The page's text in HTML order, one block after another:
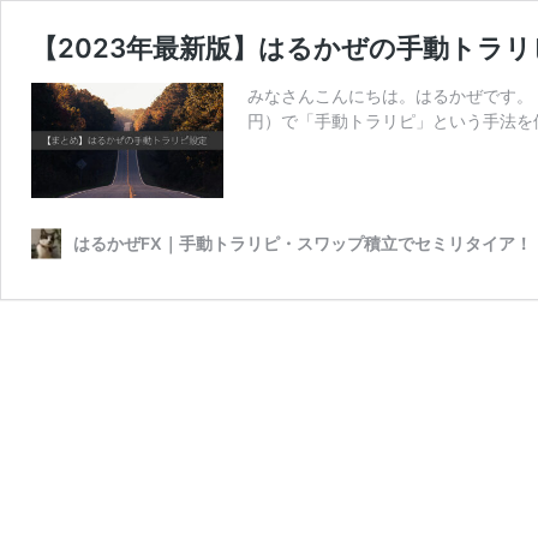
【2023年最新版】はるかぜの手動トラ
みなさんこんにちは。はるかぜです
円）で「手動トラリピ」という手法
はるかぜFX｜手動トラリピ・スワップ積立でセミリタイア！